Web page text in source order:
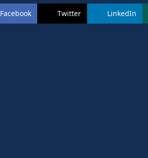
Facebook Twitter LinkedIn